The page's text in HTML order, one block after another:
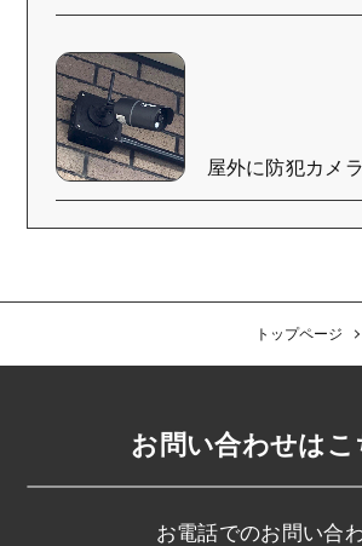
屋外に防犯カメ
トップページ
お問い合わせはこ
お電話でのお問い合